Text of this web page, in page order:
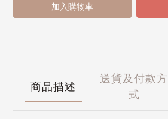
加入購物車
商品描述
送貨及付款方
式